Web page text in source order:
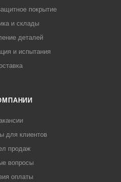
покрытие
и склады
деталей
и испытания
для клиентов
продаж
вопросы
оплаты